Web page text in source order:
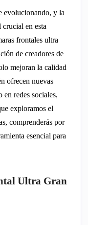
evolucionando, y la
crucial en esta
frontales ultra
de creadores de
mejoran la calidad
ofrecen nuevas
en redes sociales,
exploramos el
comprenderás por
esencial para
Ultra Gran